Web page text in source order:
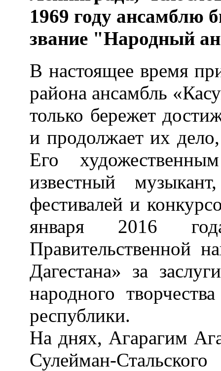
1969 году ансамблю
звание "Народный
В настоящее время
района ансамбль
только бережет
и продолжает их
Его
известный
фестивалей и
января 2016
Правительственной
Дагестана» за
народного
республики.
На днях, Агарагим
Сулейман-